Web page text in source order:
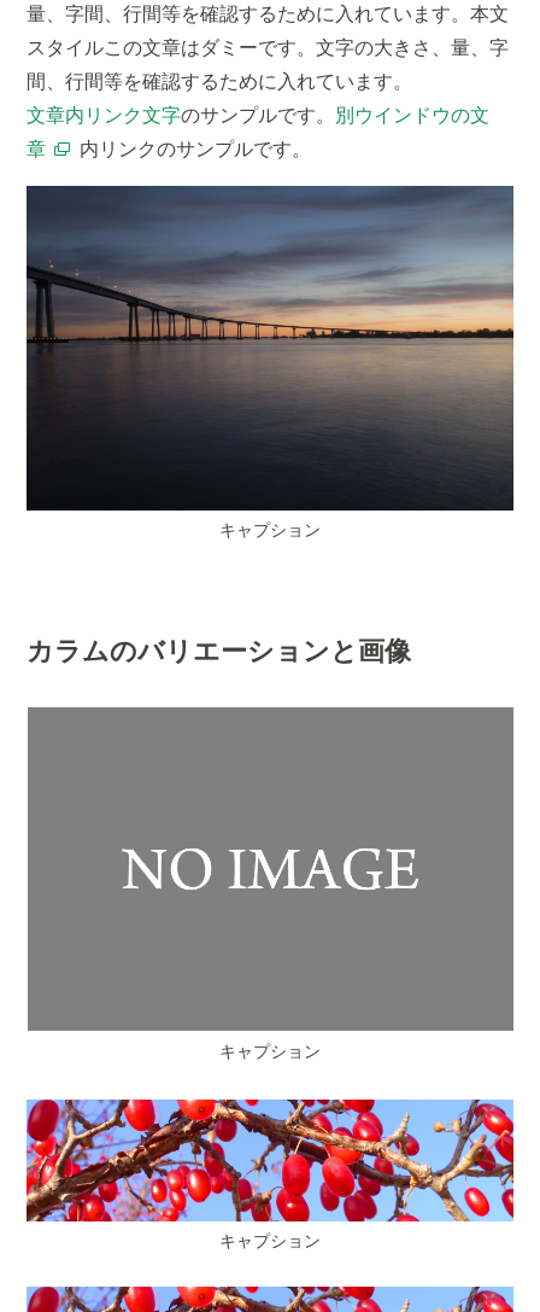
量、字間、行間等を確認するために入れています。本文
スタイルこの文章はダミーです。文字の大きさ、量、字
間、行間等を確認するために入れています。
文章内リンク文字のサンプルです。 別ウインドウの文
章
内リンクのサンプルです。
キャプション
カラムのバリエーションと画像
キャプション
キャプション